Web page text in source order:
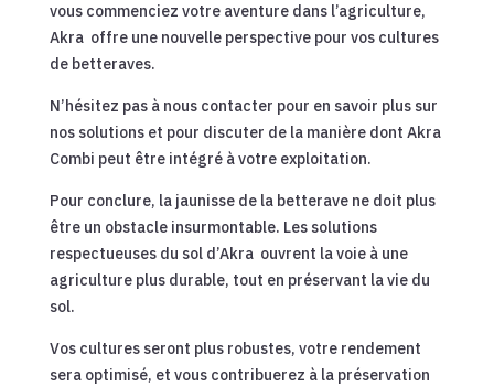
vous commenciez votre aventure dans l’agriculture,
Akra offre une nouvelle perspective pour vos cultures
de betteraves.
N’hésitez pas à nous contacter pour en savoir plus sur
nos solutions et pour discuter de la manière dont Akra
Combi peut être intégré à votre exploitation.
Pour conclure, la jaunisse de la betterave ne doit plus
être un obstacle insurmontable. Les solutions
respectueuses du sol d’Akra ouvrent la voie à une
agriculture plus durable, tout en préservant la vie du
sol.
Vos cultures seront plus robustes, votre rendement
sera optimisé, et vous contribuerez à la préservation